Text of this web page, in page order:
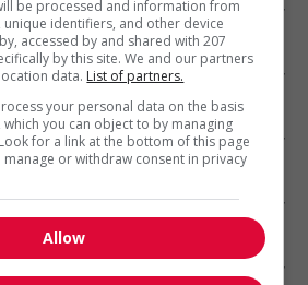
be processed and information from
identifiers, and other device
accessed by and shared with 207
by this site. We and our partners
data. List of partners.
your personal data on the basis
you can object to by managing
for a link at the bottom of this page
or withdraw consent in privacy
Allow